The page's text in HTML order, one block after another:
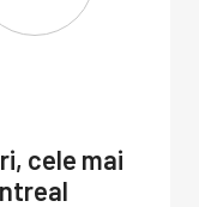
cele mai